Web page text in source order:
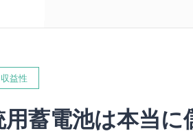
益性
用蓄電池は本当